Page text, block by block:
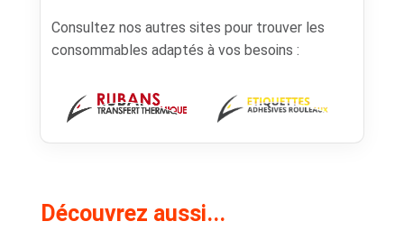
Consultez nos autres sites pour trouver les
consommables adaptés à vos besoins :
Découvrez aussi...